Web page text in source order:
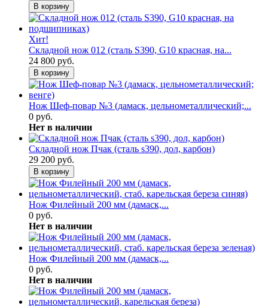
В корзину
Хит!
Складной нож 012 (сталь S390, G10 красная, на...
24 800 руб.
В корзину
Нож Шеф-повар №3 (дамаск, цельнометаллический;...
0 руб.
Нет в наличии
Складной нож Пчак (сталь s390, дол, карбон)
29 200 руб.
В корзину
Нож Филейный 200 мм (дамаск,...
0 руб.
Нет в наличии
Нож Филейный 200 мм (дамаск,...
0 руб.
Нет в наличии